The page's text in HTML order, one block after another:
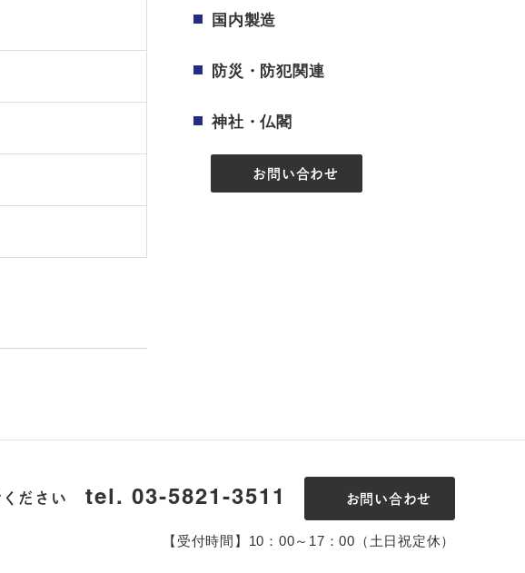
国内製造
防災・防犯関連
神社・仏閣
お問い合わせ
ださい tel. 03-5821-3511 お問い合わせ
【受付時間】10：00～17：00（土日祝定休）